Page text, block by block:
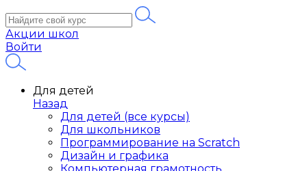
Акции школ
Войти
Для детей
Назад
Для детей (все курсы)
Для школьников
Программирование на Scratch
Дизайн и графика